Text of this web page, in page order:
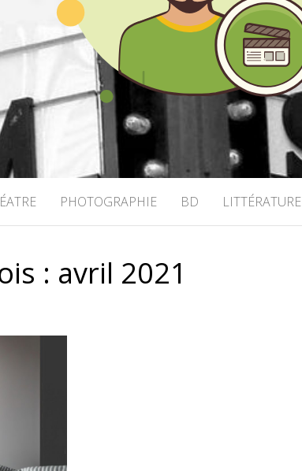
PHOTOGRAPHIE BD LITTÉRATURE
: avril 2021